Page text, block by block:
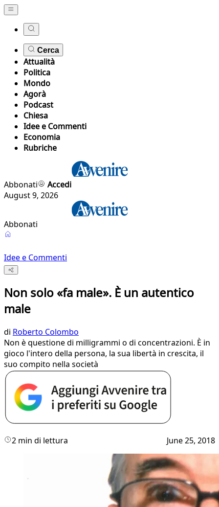
Cerca
Attualità
Politica
Mondo
Agorà
Podcast
Chiesa
Idee e Commenti
Economia
Rubriche
Abbonati
Accedi
August 9, 2026
Abbonati
Idee e Commenti
Non solo «fa male». È un autentico
male
di Roberto Colombo
Non è questione di milligrammi o di concentrazioni. È in
gioco l'intero della persona, la sua libertà in crescita, il
suo compito nella società
2 min di lettura June 25, 2018